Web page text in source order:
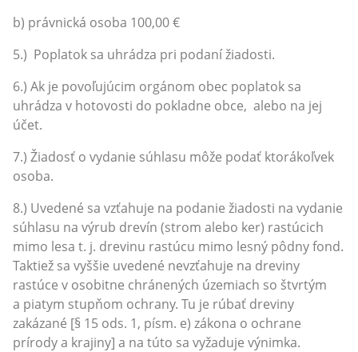
b) právnická osoba 100,00 €
5.) Poplatok sa uhrádza pri podaní žiadosti.
6.) Ak je povoľujúcim orgánom obec poplatok sa
uhrádza v hotovosti do pokladne obce, alebo na jej
účet.
7.) Žiadosť o vydanie súhlasu môže podať ktorákoľvek
osoba.
8.) Uvedené sa vzťahuje na podanie žiadosti na vydanie
súhlasu na výrub drevín (strom alebo ker) rastúcich
mimo lesa t. j. drevinu rastúcu mimo lesný pôdny fond.
Taktiež sa vyššie uvedené nevzťahuje na dreviny
rastúce v osobitne chránených územiach so štvrtým
a piatym stupňom ochrany. Tu je rúbať dreviny
zakázané [§ 15 ods. 1, písm. e) zákona o ochrane
prírody a krajiny] a na túto sa vyžaduje výnimka.